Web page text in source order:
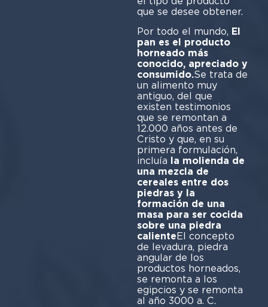
que se desee obtener.
Por todo el mundo, El
pan es el producto
horneado más
conocido, apreciado y
consumido.Se trata de
un alimento muy
antiguo, del que
existen testimonios
que se remontan a
12.000 años antes de
Cristo y que, en su
primera formulación,
incluía la molienda de
una mezcla de
cereales entre dos
piedras y la
formación de una
masa para ser cocida
sobre una piedra
calienteEl concepto
de levadura, piedra
angular de los
productos horneados,
se remonta a los
egipcios y se remonta
al año 3000 a. C.